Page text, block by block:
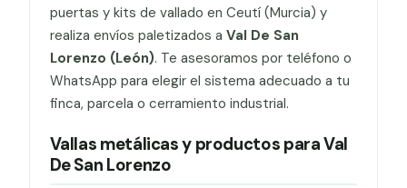
puertas y kits de vallado en Ceutí (Murcia) y
realiza envíos paletizados a Val De San
Lorenzo (León). Te asesoramos por teléfono o
WhatsApp para elegir el sistema adecuado a tu
finca, parcela o cerramiento industrial.
Vallas metálicas y productos para Val
De San Lorenzo